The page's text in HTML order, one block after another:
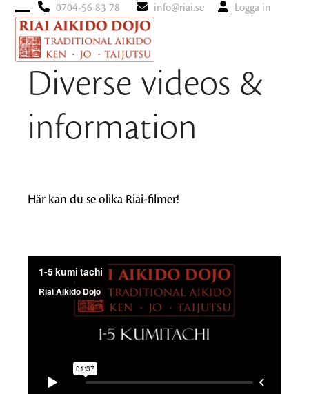
0704-56 83 78 info@riai.se Logga in
Open
mobile
menu
Close
mobile
menu
Diverse videos &
information
Här kan du se olika Riai-filmer!